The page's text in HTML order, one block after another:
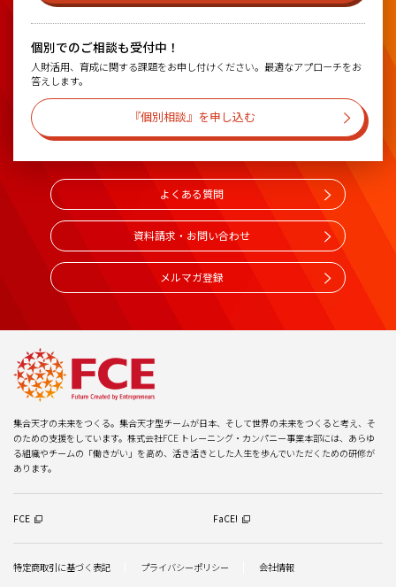
個別でのご相談も受付中！
人財活用、育成に関する課題をお申し付けください。最適なアプローチをお
答えします。
『個別相談』を申し込む
よくある質問
資料請求・お問い合わせ
メルマガ登録
集合天才の未来をつくる。集合天才型チームが日本、そして世界の未来をつくると考え、そ
のための支援をしています。株式会社FCE トレーニング・カンパニー事業本部には、あらゆ
る組織やチームの「働きがい」を高め、活き活きとした人生を歩んでいただくための研修が
あります。
FCE FaCE!
特定商取引に基づく表記 プライバシーポリシー 会社情報